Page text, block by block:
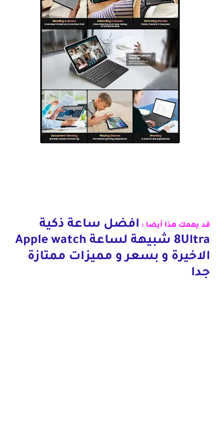
قد يهمك هذا أيضا : افضل ساعة ذكية
8Ultra شبيهة لساعة Apple watch
الاخيرة و بسعر و مميزات ممتازة
جدا